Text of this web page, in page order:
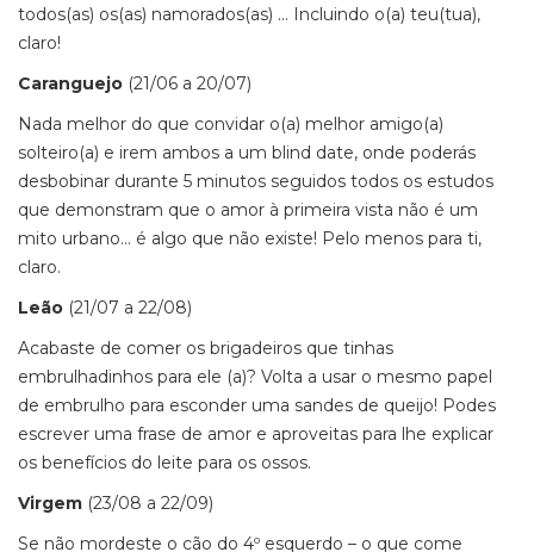
todos(as) os(as) namorados(as) … Incluindo o(a) teu(tua),
claro!
Caranguejo (21/06 a 20/07)
Nada melhor do que convidar o(a) melhor amigo(a)
solteiro(a) e irem ambos a um blind date, onde poderás
desbobinar durante 5 minutos seguidos todos os estudos
que demonstram que o amor à primeira vista não é um
mito urbano… é algo que não existe! Pelo menos para ti,
claro.
Leão (21/07 a 22/08)
Acabaste de comer os brigadeiros que tinhas
embrulhadinhos para ele (a)? Volta a usar o mesmo papel
de embrulho para esconder uma sandes de queijo! Podes
escrever uma frase de amor e aproveitas para lhe explicar
os benefícios do leite para os ossos.
Virgem (23/08 a 22/09)
Se não mordeste o cão do 4º esquerdo – o que come